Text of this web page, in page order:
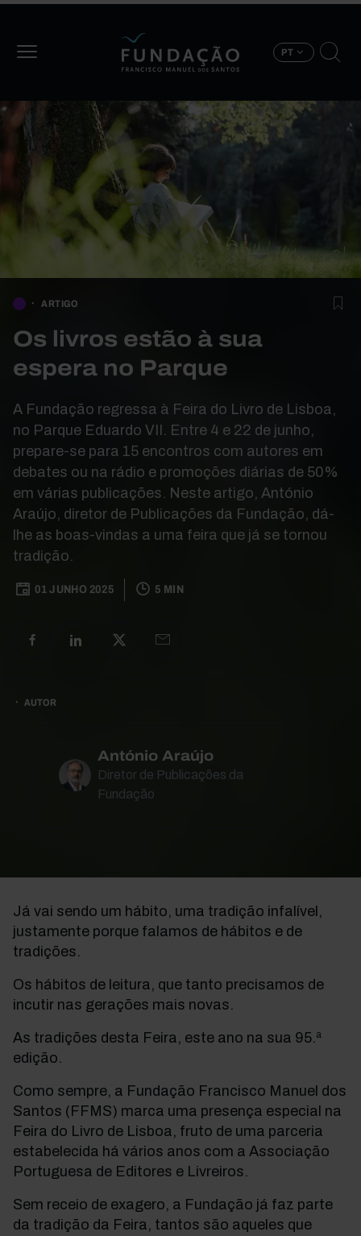
PT
ARTIGO
Os livros estão à sua
espera no Parque
A Fundação regressa à Feira do Livro de Lisboa,
no Parque Eduardo VII. Entre 4 e 22 de junho,
prepare-se para 15 encontros com autores em
debates ou na rádio e promoções diárias de 50%
em várias publicações. Neste artigo, António
Araújo, diretor de Publicações da Fundação, dá-
lhe as boas-vindas a uma feira que já se tornou
tradição.
01 JUNHO 2025 5 MIN
AUTOR
António Araújo
Diretor de Publicações da
Fundação
Já vai sendo um hábito, uma tradição infalível,
justamente porque falamos de hábitos e de
tradições.
Os hábitos de leitura, que tanto precisamos de
incutir nas gerações mais novas.
As tradições desta Feira, este ano na sua 95.ª
edição.
Como sempre, a Fundação Francisco Manuel dos
Santos (FFMS) marca uma presença especial na
Feira do Livro de Lisboa, fruto de uma parceria
estabelecida há vários anos com a Associação
Portuguesa de Editores e Livreiros.
Sem receio de exagero, a Fundação já faz parte
da tradição da Feira, tantos são aqueles que